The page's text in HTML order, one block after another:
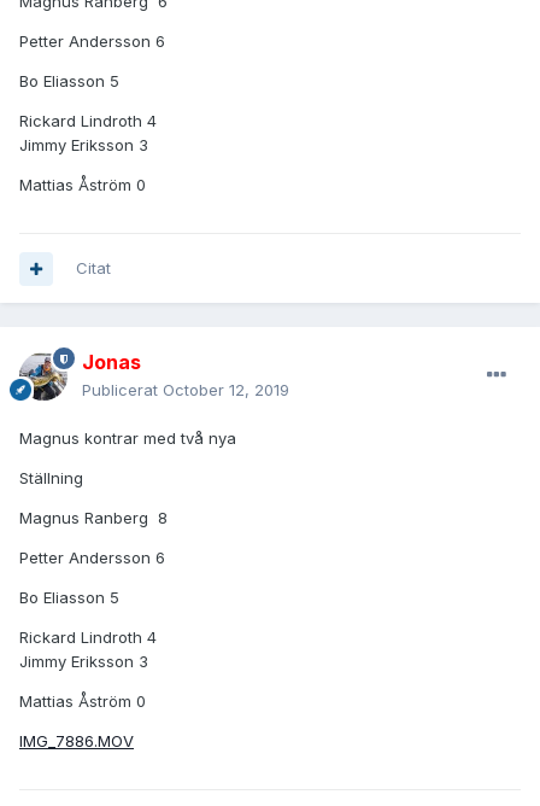
Petter Andersson 6
Bo Eliasson 5
Rickard Lindroth 4
Jimmy Eriksson 3
Mattias Åström 0
Citat
Jonas
Publicerat October 12, 2019
Magnus kontrar med två nya
Ställning
Magnus Ranberg 8
Petter Andersson 6
Bo Eliasson 5
Rickard Lindroth 4
Jimmy Eriksson 3
Mattias Åström 0
IMG_7886.MOV